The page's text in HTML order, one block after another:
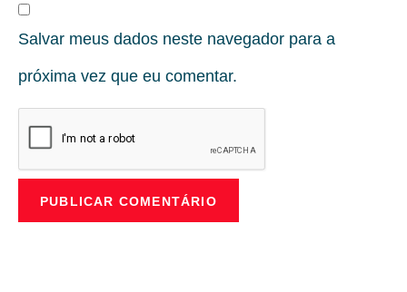
Salvar meus dados neste navegador para a
próxima vez que eu comentar.